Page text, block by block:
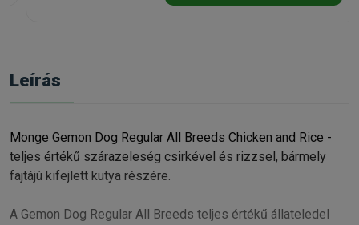
Leírás
Monge Gemon Dog Regular All Breeds Chicken and Rice -
teljes értékű szárazeleség csirkével és rizzsel, bármely
fajtájú kifejlett kutya részére.
A Gemon Dog Regular All Breeds teljes értékű állateledel